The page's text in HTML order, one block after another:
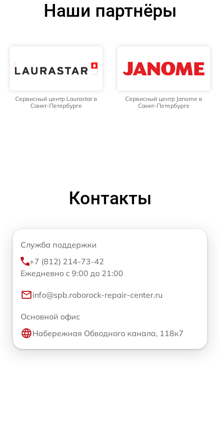
Наши партнёры
Сервисный центр Laurastar в
Санкт-Петербурге
Сервисный центр Janome в
Санкт-Петербурге
Контакты
Служба поддержки
+7 (812) 214-73-42
Ежедневно с 9:00 до 21:00
info@spb.roborock-repair-center.ru
Основной офис
Набережная Обводного канала, 118к7